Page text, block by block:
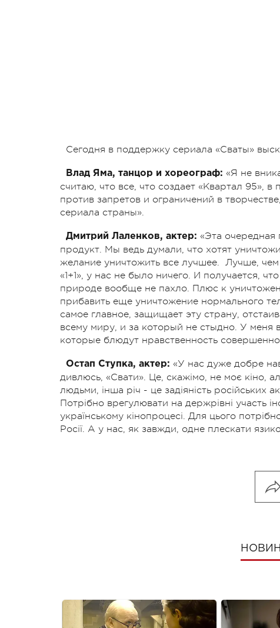
Сегодня в поддержку сериала «Сваты»
Влад Яма, танцор и хореограф: «Я не
считаю, что все, что создает «Квартал 95»,
против запретов и ограничений в
сериала страны».
Дмитрий Лаленков, актер: «Эта
продукт. Мы ведь думали, что хотят
желание уничтожить все лучшее. Лучше,
«1+1», у нас не было ничего. И получается,
природе вообще не пахло. Плюс к
прибавить еще уничтожение нормального
самое главное, защищает эту страну,
всему миру, и за который не стыдно. У меня
которые блюдут нравственность
Остап Ступка, актер: «У нас дуже добре
дивлюсь, «Свати». Це, скажімо, не моє кіно,
людьми, інша річ - це задіяність російських
Потрібно врегулювати на держрівні участь
українському кінопроцесі. Для цього
Росії. А у нас, як завжди, одне плескати